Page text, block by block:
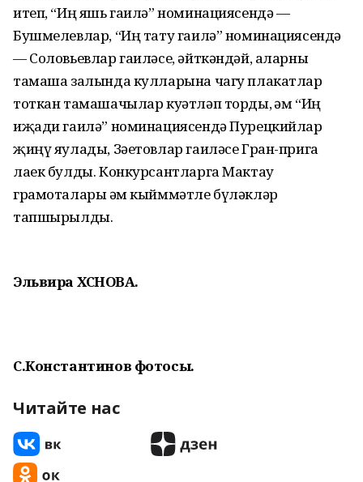
итеп, “Иң яшь гаилә” номинациясендә —
Бушмелевлар, “Иң тату гаилә” номинациясендә
— Соловьевлар гаиләсе, әйткәндәй, аларны
тамаша залында кулларына чагу плакатлар
тоткан тамашачылар куәтләп торды, һәм “Иң
иҗади гаилә” номинациясендә Пурецкийлар
җиңү яулады, Зәетовлар гаиләсе Гран-прига
лаек булды. Конкурсантларга Мактау
грамоталары һәм кыйммәтле бүләкләр
тапшырылды.
Эльвира ХӘСӘНОВА.
С.Константинов фотосы.
Читайте нас